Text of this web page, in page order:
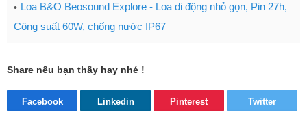
Loa B&O Beosound Explore - Loa di động nhỏ gọn, Pin 27h,
Công suất 60W, chống nước IP67
Share nếu bạn thấy hay nhé !
Facebook Linkedin Pinterest Twitter